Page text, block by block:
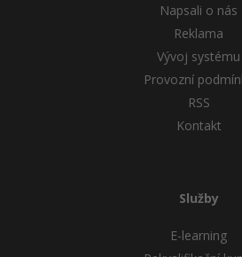
Napsali o nás
Reklama
Vývoj systému
Provozní
RSS
Kontakt
Služby
E-learning